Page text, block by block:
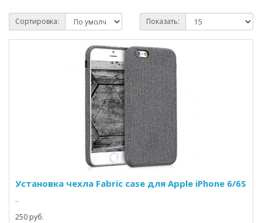
Сортировка: Показать:
Установка чехла Fabric case для Apple iPhone 6/6S
..
250 руб.